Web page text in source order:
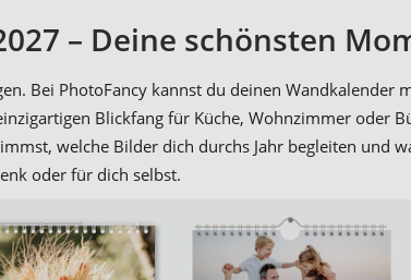
– Deine schönsten
Bei PhotoFancy kannst du deinen Wandkalender
Blickfang für Küche, Wohnzimmer oder
welche Bilder dich durchs Jahr begleiten und
oder für dich selbst.